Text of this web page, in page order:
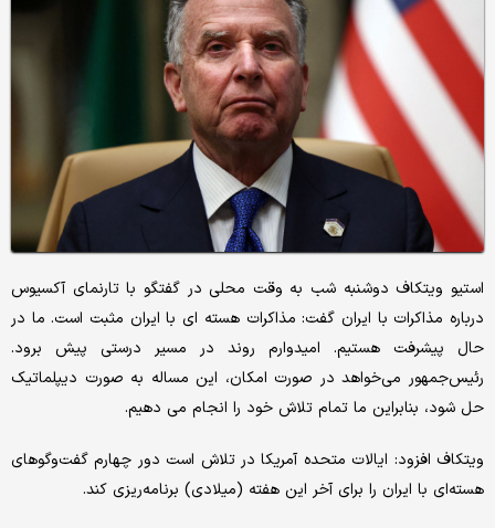
استیو ویتکاف دوشنبه شب به وقت محلی در گفتگو با تارنمای آکسیوس
درباره مذاکرات با ایران گفت: مذاکرات هسته ای با ایران مثبت است. ما در
حال پیشرفت هستیم. امیدوارم روند در مسیر درستی پیش برود.
رئیس‌جمهور می‌خواهد در صورت امکان، این مساله به‌ صورت دیپلماتیک
حل شود، بنابراین ما تمام تلاش خود را انجام می دهیم.
ویتکاف افزود: ایالات متحده آمریکا در تلاش است دور چهارم گفت‌وگوهای
هسته‌ای با ایران را برای آخر این هفته (میلادی) برنامه‌ریزی کند.